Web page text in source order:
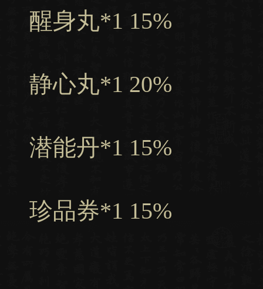
醒身丸*1 15%
静心丸*1 20%
潜能丹*1 15%
珍品券*1 15%